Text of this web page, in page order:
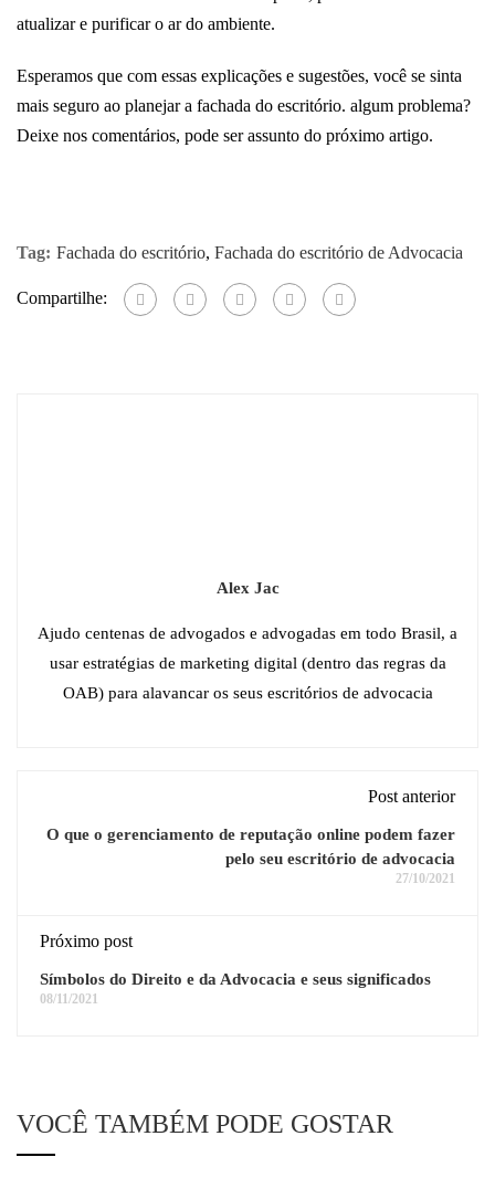
atualizar e purificar o ar do ambiente.
Esperamos que com essas explicações e sugestões, você se sinta
mais seguro ao planejar a fachada do escritório. algum problema?
Deixe nos comentários, pode ser assunto do próximo artigo.
Tag: Fachada do escritório, Fachada do escritório de Advocacia
Compartilhe:
Alex Jac
Ajudo centenas de advogados e advogadas em todo Brasil, a
usar estratégias de marketing digital (dentro das regras da
OAB) para alavancar os seus escritórios de advocacia
Post anterior
O que o gerenciamento de reputação online podem fazer
pelo seu escritório de advocacia
27/10/2021
Próximo post
Símbolos do Direito e da Advocacia e seus significados
08/11/2021
VOCÊ TAMBÉM PODE GOSTAR